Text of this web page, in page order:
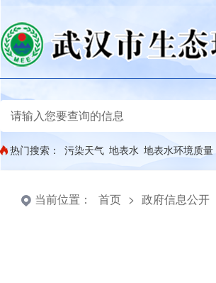
热门搜索： 污染天气 地表水 地表水环境质量
当前位置： 首页 > 政府信息公开